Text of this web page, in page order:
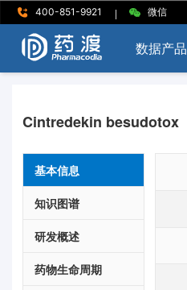
400-851-9921 | 微信
数据产品
Cintredekin besudotox
基本信息
知识图谱
研发概述
药物生命周期